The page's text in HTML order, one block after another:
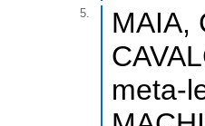
5.
MAIA,
meta-